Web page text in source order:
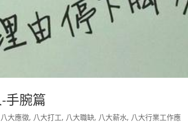
手腕篇
八大應徵, 八大打工, 八大職缺, 八大薪水, 八大行業工作應